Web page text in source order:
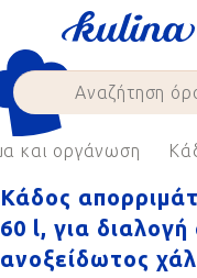
content
και οργάνωση
Κάδος
60 l, για
ανοξείδωτος